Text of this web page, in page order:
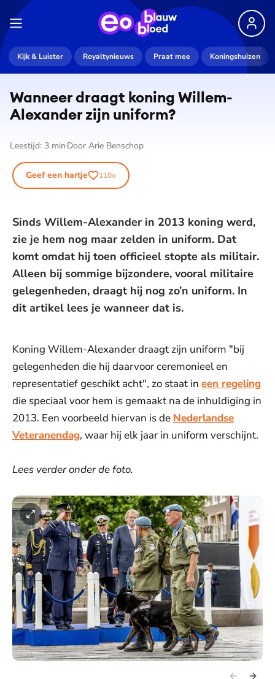
Kijk & Luister Royaltynieuws Praat mee Koningshuizen
Wanneer draagt koning Willem-
Alexander zijn uniform?
Leestijd: 3 min Door Arie Benschop
Geef een hartje 110x
Sinds Willem-Alexander in 2013 koning werd,
zie je hem nog maar zelden in uniform. Dat
komt omdat hij toen officieel stopte als militair.
Alleen bij sommige bijzondere, vooral militaire
gelegenheden, draagt hij nog zo’n uniform. In
dit artikel lees je wanneer dat is.
Koning Willem-Alexander draagt zijn uniform "bij
gelegenheden die hij daarvoor ceremonieel en
representatief geschikt acht", zo staat in een regeling
die speciaal voor hem is gemaakt na de inhuldiging in
2013. Een voorbeeld hiervan is de Nederlandse
Veteranendag, waar hij elk jaar in uniform verschijnt.
Lees verder onder de foto.